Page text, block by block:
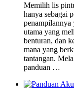
Memilih lis
hanya sebagai
penampilannya
utama yang
benturan, dan
mana yang
tantangan.
panduan …